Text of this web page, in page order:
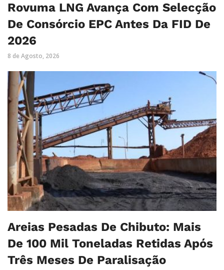
Rovuma LNG Avança Com Selecção
De Consórcio EPC Antes Da FID De
2026
8 de Agosto, 2026
Areias Pesadas De Chibuto: Mais
De 100 Mil Toneladas Retidas Após
Três Meses De Paralisação